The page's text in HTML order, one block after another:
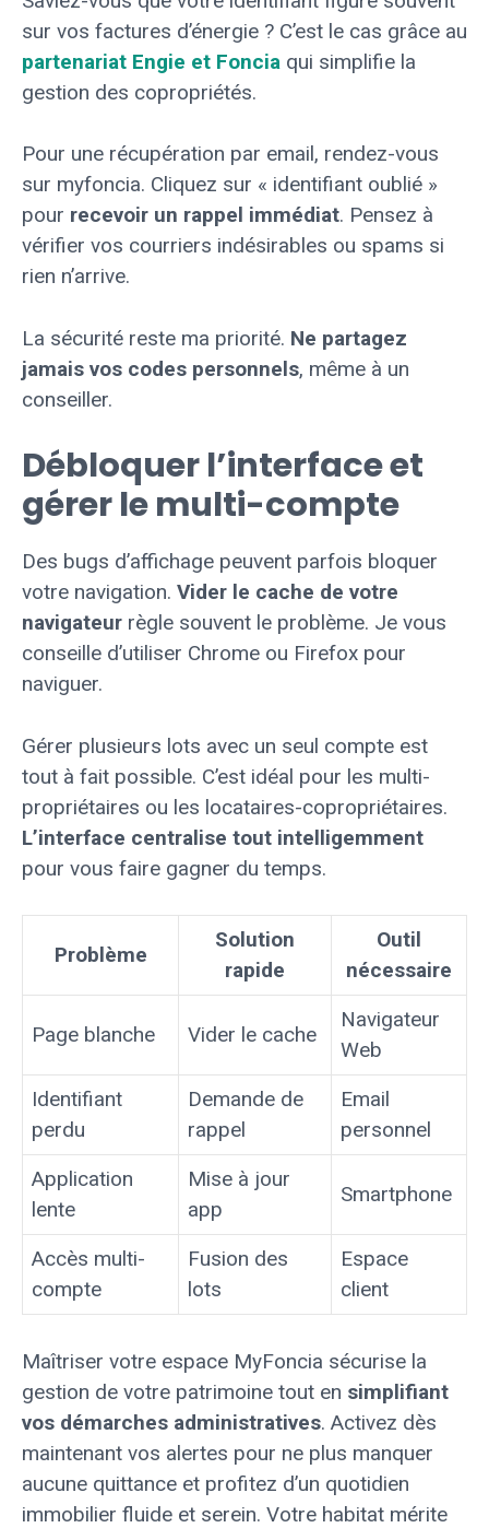
sur vos factures d’énergie ? C’est le cas grâce au
partenariat Engie et Foncia qui simplifie la
gestion des copropriétés.
Pour une récupération par email, rendez-vous
sur myfoncia. Cliquez sur « identifiant oublié »
pour recevoir un rappel immédiat. Pensez à
vérifier vos courriers indésirables ou spams si
rien n’arrive.
La sécurité reste ma priorité. Ne partagez
jamais vos codes personnels, même à un
conseiller.
Débloquer l’interface et
gérer le multi-compte
Des bugs d’affichage peuvent parfois bloquer
votre navigation. Vider le cache de votre
navigateur règle souvent le problème. Je vous
conseille d’utiliser Chrome ou Firefox pour
naviguer.
Gérer plusieurs lots avec un seul compte est
tout à fait possible. C’est idéal pour les multi-
propriétaires ou les locataires-copropriétaires.
L’interface centralise tout intelligemment
pour vous faire gagner du temps.
Problème
Solution
rapide
Outil
nécessaire
Page blanche Vider le cache
Navigateur
Web
Identifiant
perdu
Demande de
rappel
Email
personnel
Application
lente
Mise à jour
app
Smartphone
Accès multi-
compte
Fusion des
lots
Espace
client
Maîtriser votre espace MyFoncia sécurise la
gestion de votre patrimoine tout en simplifiant
vos démarches administratives. Activez dès
maintenant vos alertes pour ne plus manquer
aucune quittance et profitez d’un quotidien
immobilier fluide et serein. Votre habitat mérite